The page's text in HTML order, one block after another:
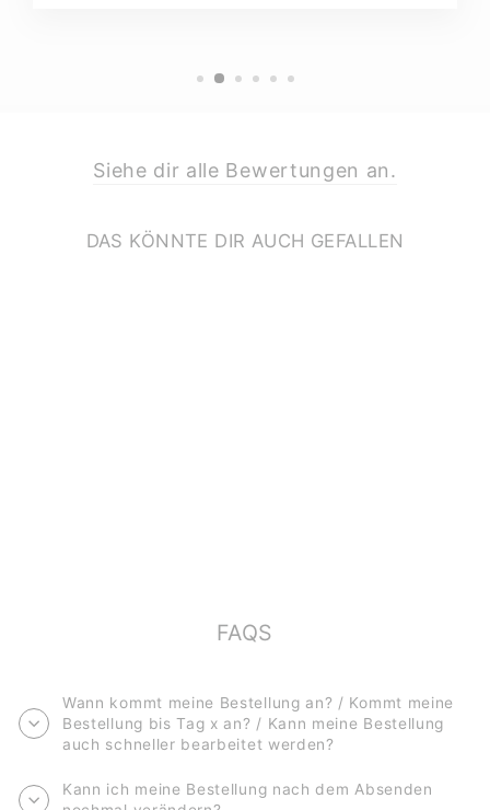
Siehe dir alle Bewertungen an.
DAS KÖNNTE DIR AUCH GEFALLEN
FAQS
Wann kommt meine Bestellung an? / Kommt meine
Bestellung bis Tag x an? / Kann meine Bestellung
auch schneller bearbeitet werden?
Kann ich meine Bestellung nach dem Absenden